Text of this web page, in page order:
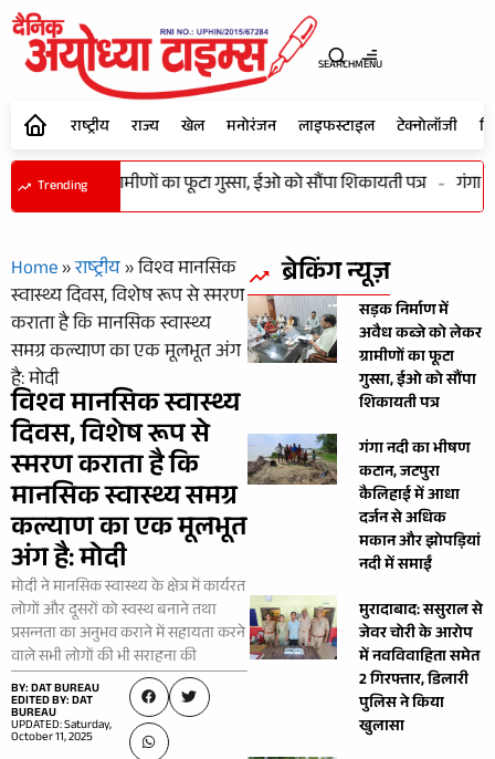
SEARCHMENU
राष्ट्रीय राज्य खेल मनोरंजन लाइफस्टाइल टेक्नोलॉजी
Trending
को लेकर ग्रामीणों का फूटा गुस्सा, ईओ को सौंपा शिकायती पत्र गंगा
Home»राष्ट्रीय»विश्व मानसिक
स्वास्थ्य दिवस, विशेष रूप से स्‍मरण
कराता है कि मानसिक स्वास्थ्य
समग्र कल्याण का एक मूलभूत अंग
है: मोदी
विश्व मानसिक स्वास्थ्य
दिवस, विशेष रूप से
स्‍मरण कराता है कि
मानसिक स्वास्थ्य समग्र
कल्याण का एक मूलभूत
अंग है: मोदी
मोदी ने मानसिक स्वास्थ्य के क्षेत्र में कार्यरत
लोगों और दूसरों को स्वस्थ बनाने तथा
प्रसन्‍नता का अनुभव कराने में सहायता करने
वाले सभी लोगों की भी सराहना की
BY: DAT BUREAU
EDITED BY: DAT
BUREAU
UPDATED: Saturday,
October 11, 2025
ब्रेकिंग न्यूज़
सड़क निर्माण में
अवैध कब्जे को लेकर
ग्रामीणों का फूटा
गुस्सा, ईओ को सौंपा
शिकायती पत्र
गंगा नदी का भीषण
कटान, जटपुरा
कैलिहाई में आधा
दर्जन से अधिक
मकान और झोपड़ियां
नदी में समाईं
मुरादाबाद: ससुराल से
जेवर चोरी के आरोप
में नवविवाहिता समेत
2 गिरफ्तार, डिलारी
पुलिस ने किया
खुलासा